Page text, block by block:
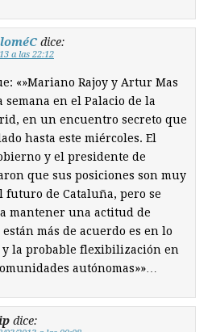
dice:
a las 22:12
«»Mariano Rajoy y Artur Mas
en el Palacio de la
en un encuentro secreto que
hasta este miércoles. El
y el presidente de
que sus posiciones son muy
futuro de Cataluña, pero se
mantener una actitud de
más de acuerdo es en lo
la probable flexibilización en
autónomas»»…
dice: